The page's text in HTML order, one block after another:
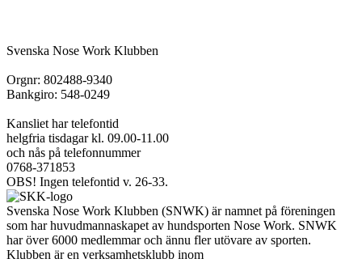
Svenska Nose Work Klubben
Orgnr: 802488-9340
Bankgiro: 548-0249
Kansliet har telefontid
helgfria tisdagar kl. 09.00-11.00
och nås på telefonnummer
0768-371853
OBS! Ingen telefontid v. 26-33.
Svenska Nose Work Klubben (SNWK) är namnet på föreningen
som har huvudmannaskapet av hundsporten Nose Work. SNWK
har över 6000 medlemmar och ännu fler utövare av sporten.
Klubben är en verksamhetsklubb inom